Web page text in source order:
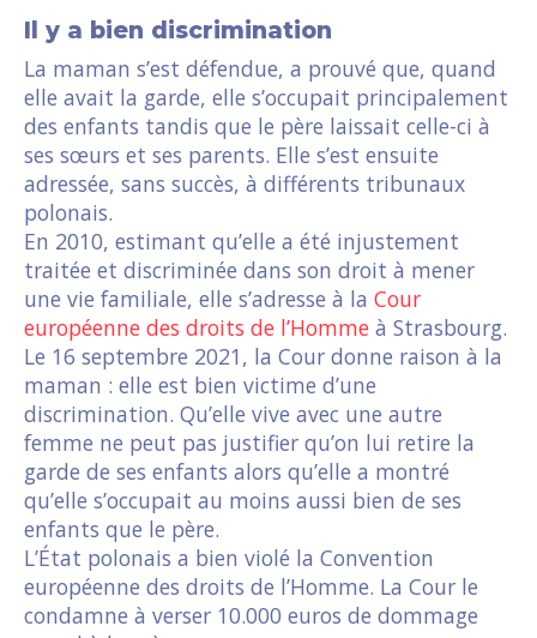
Il y a bien discrimination
La maman s’est défendue, a prouvé que, quand
elle avait la garde, elle s’occupait principalement
des enfants tandis que le père laissait celle-ci à
ses sœurs et ses parents. Elle s’est ensuite
adressée, sans succès, à différents tribunaux
polonais.
En 2010, estimant qu’elle a été injustement
traitée et discriminée dans son droit à mener
une vie familiale, elle s’adresse à la Cour
européenne des droits de l’Homme à Strasbourg.
Le 16 septembre 2021, la Cour donne raison à la
maman : elle est bien victime d’une
discrimination. Qu’elle vive avec une autre
femme ne peut pas justifier qu’on lui retire la
garde de ses enfants alors qu’elle a montré
qu’elle s’occupait au moins aussi bien de ses
enfants que le père.
L’État polonais a bien violé la Convention
européenne des droits de l’Homme. La Cour le
condamne à verser 10.000 euros de dommage